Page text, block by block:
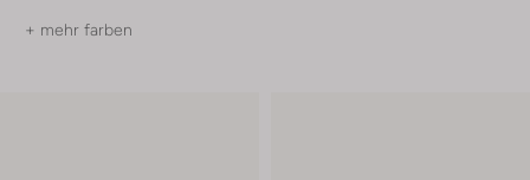
+ mehr farben